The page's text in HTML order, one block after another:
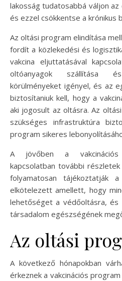
lakosság tudatosabbá váljon
és ezzel csökkentse a krónikus
Az oltási program elindítása
fordít a közlekedési és
vakcina eljuttatásával
oltóanyagok szállítása
körülményeket igényel, és az
biztosítaniuk kell, hogy a
aki jogosult az oltásra. Az
szükséges infrastruktúra
program sikeres
A jövőben a vakcinációs
kapcsolatban további
folyamatosan tájékoztatják
elkötelezett amellett, hogy
lehetőséget a védőoltásra, és
társadalom egészségének
Az oltási
A következő hónapokban
érkeznek a vakcinációs